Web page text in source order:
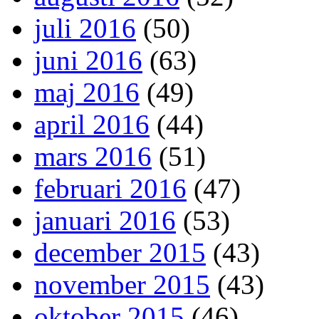
juli 2016 (50)
juni 2016 (63)
maj 2016 (49)
april 2016 (44)
mars 2016 (51)
februari 2016 (47)
januari 2016 (53)
december 2015 (43)
november 2015 (43)